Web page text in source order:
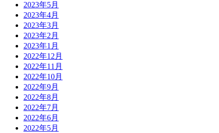
2023年5月
2023年4月
2023年3月
2023年2月
2023年1月
2022年12月
2022年11月
2022年10月
2022年9月
2022年8月
2022年7月
2022年6月
2022年5月